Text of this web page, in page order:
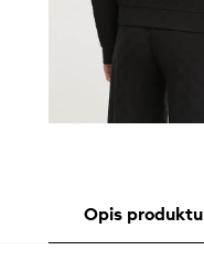
Opis produktu